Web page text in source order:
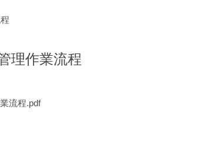
理作業流程
流程.pdf